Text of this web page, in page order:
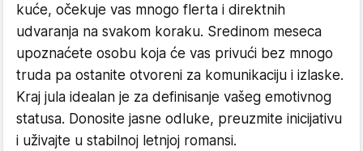
kuće, očekuje vas mnogo flerta i direktnih
udvaranja na svakom koraku. Sredinom meseca
upoznaćete osobu koja će vas privući bez mnogo
truda pa ostanite otvoreni za komunikaciju i izlaske.
Kraj jula idealan je za definisanje vašeg emotivnog
statusa. Donosite jasne odluke, preuzmite inicijativu
i uživajte u stabilnoj letnjoj romansi.